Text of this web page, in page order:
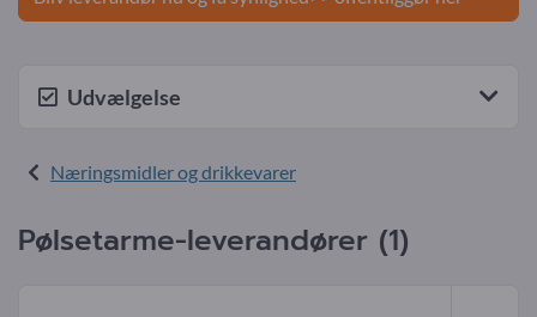
Udvælgelse
Næringsmidler og drikkevarer
Pølsetarme-leverandører (1)